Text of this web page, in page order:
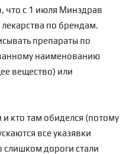
что с 1 июля Минздрав
по брендам.
препараты по
наименованию
вещество) или
кто там обиделся (потому
все указявки
слишком дороги стали